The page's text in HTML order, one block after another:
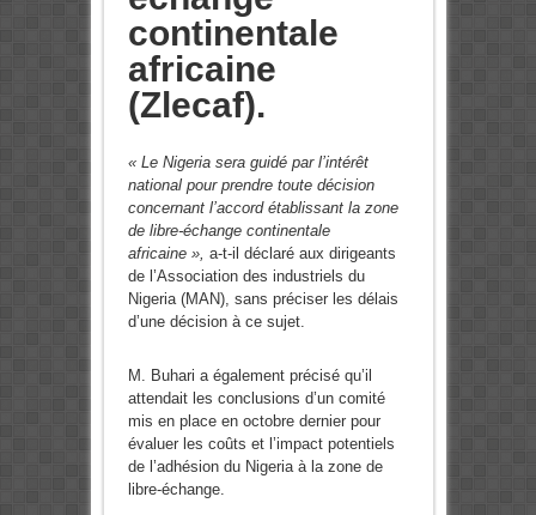
continentale
africaine
(Zlecaf).
« Le Nigeria sera guidé par l’intérêt
national pour prendre toute décision
concernant l’accord établissant la zone
de libre-échange continentale
africaine », a-t-il déclaré aux dirigeants
de l’Association des industriels du
Nigeria (MAN), sans préciser les délais
d’une décision à ce sujet.
M. Buhari a également précisé qu’il
attendait les conclusions d’un comité
mis en place en octobre dernier pour
évaluer les coûts et l’impact potentiels
de l’adhésion du Nigeria à la zone de
libre-échange.